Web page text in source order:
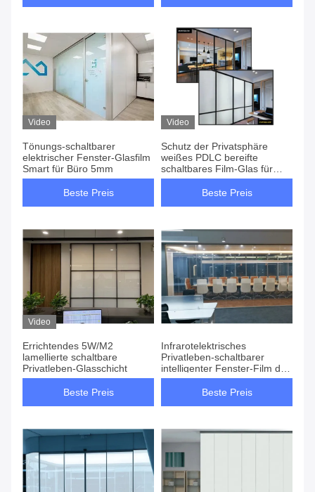
Video
Tönungs-schaltbarer
elektrischer Fenster-Glasfilm
Smart für Büro 5mm
Beste Preis
Video
Schutz der Privatsphäre
weißes PDLC bereifte
schaltbares Film-Glas für
Konferenzzimmer
Beste Preis
Video
Errichtendes 5W/M2
lamellierte schaltbare
Privatleben-Glasschicht
Beste Preis
Infrarotelektrisches
Privatleben-schaltbarer
intelligenter Fenster-Film des
beweis-2MΩ
Beste Preis